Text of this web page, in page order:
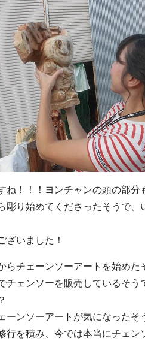
ね！！！ヨンチャンの頭の部分
彫り始めてくださったそうで、
ざいました！
らチェーンソーアートを始めた
チェンソーを販売しているそう
ーンソーアートが気になったそ
行を積み、今では本当にチェン